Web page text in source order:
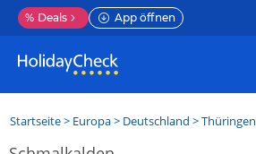
% Deals App öffnen
Startseite> Europa> Deutschland >Thüringen